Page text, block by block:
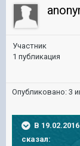
Участник
1 публикация
Опубликовано: 3
В
сказал: